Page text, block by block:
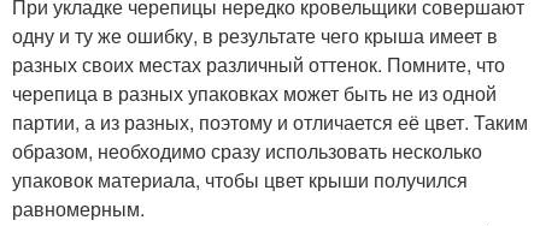
При укладке черепицы нередко кровельщики совершают
одну и ту же ошибку, в результате чего крыша имеет в
разных своих местах различный оттенок. Помните, что
черепица в разных упаковках может быть не из одной
партии, а из разных, поэтому и отличается её цвет. Таким
образом, необходимо сразу использовать несколько
упаковок материала, чтобы цвет крыши получился
равномерным.